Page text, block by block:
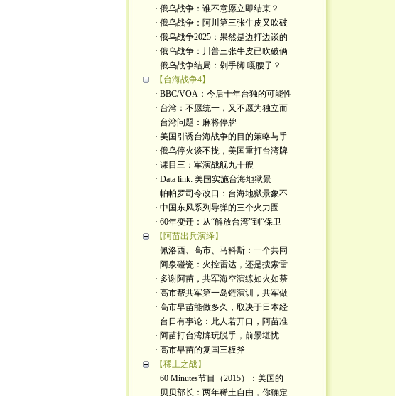
· 俄乌战争：谁不意愿立即结束？
· 俄乌战争：阿川第三张牛皮又吹破
· 俄乌战争2025：果然是边打边谈的
· 俄乌战争：川普三张牛皮已吹破俩
· 俄乌战争结局：剁手脚 嘎腰子？
【台海战争4】
· BBC/VOA：今后十年台独的可能性
· 台湾：不愿统一，又不愿为独立而
· 台湾问题：麻将停牌
· 美国引诱台海战争的目的策略与手
· 俄乌停火谈不拢，美国重打台湾牌
· 课目三：军演战舰九十艘
· Data link: 美国实施台海地狱景
· 帕帕罗司令改口：台海地狱景象不
· 中国东风系列导弹的三个火力圈
· 60年变迁：从“解放台湾”到“保卫
【阿苗出兵演绎】
· 佩洛西、高市、马科斯：一个共同
· 阿泉碰瓷：火控雷达，还是搜索雷
· 多谢阿苗，共军海空演练如火如荼
· 高市帮共军第一岛链演训，共军做
· 高市早苗能做多久，取决于日本经
· 台日有事论：此人若开口，阿苗准
· 阿苗打台湾牌玩脱手，前景堪忧
· 高市早苗的复国三板斧
【稀土之战】
· 60 Minutes节目（2015）：美国的
· 贝贝部长：两年稀土自由，你确定